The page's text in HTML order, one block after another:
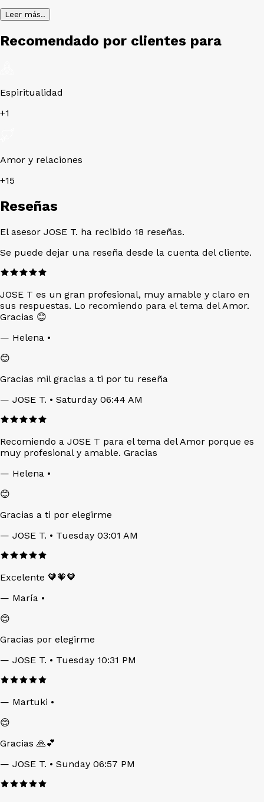
Leer más..
Recomendado por clientes para
Espiritualidad
+1
Amor y relaciones
+15
Reseñas
El asesor JOSE T. ha recibido 18 reseñas.
Se puede dejar una reseña desde la cuenta del cliente.
JOSE T es un gran profesional, muy amable y claro en
sus respuestas. Lo recomiendo para el tema del Amor.
Gracias 😊
— Helena •
😊
Gracias mil gracias a ti por tu reseña
— JOSE T. • Saturday 06:44 AM
Recomiendo a JOSE T para el tema del Amor porque es
muy profesional y amable. Gracias
— Helena •
😊
Gracias a ti por elegirme
— JOSE T. • Tuesday 03:01 AM
Excelente 🧡🧡🧡
— María •
😊
Gracias por elegirme
— JOSE T. • Tuesday 10:31 PM
— Martuki •
😊
Gracias 🙏💕
— JOSE T. • Sunday 06:57 PM